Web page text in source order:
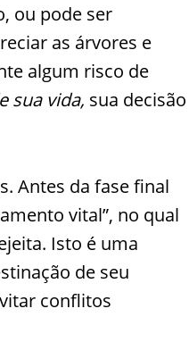
ou pode ser
as árvores e
algum risco de
sua vida, sua decisão
Antes da fase final
vital”, no qual
Isto é uma
de seu
conflitos